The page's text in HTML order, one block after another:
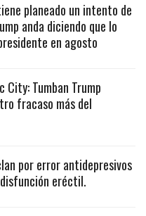
planeado un intento de
anda diciendo que lo
en agosto
Tumban Trump
fracaso más del
por error antidepresivos
eréctil.